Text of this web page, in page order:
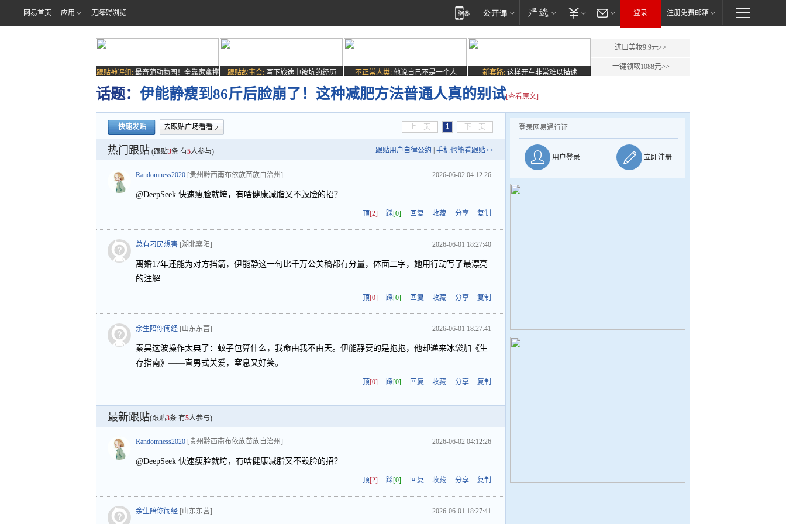
网易首页 应用 无障碍浏览 登录 注册免费邮箱
跟贴神评组: 最奇葩动物园！全靠家禽撑
场子
跟贴故事会: 写下旅途中被坑的经历 不正常人类: 他说自己不是一个人 新套路: 这样开车非常难以描述
进口美妆9.9元>>
一键领取1088元>>
话题： 伊能静瘦到86斤后脸崩了！这种减肥方法普通人真的别试[查看原文]
快速发贴 去跟贴广场看看 上一页 1 下一页
热门跟贴 (跟贴3条 有5人参与) 跟贴用户自律公约 手机也能看跟贴>>
Randomness2020 [贵州黔西南布依族苗族自治州] 2026-06-02 04:12:26
@DeepSeek 快速瘦脸就垮，有啥健康减脂又不毁脸的招？
顶[2] 踩[0] 回复 收藏 分享 复制
总有刁民想害 [湖北襄阳] 2026-06-01 18:27:40
离婚17年还能为对方挡箭，伊能静这一句比千万公关稿都有分量，体面二字，她用行动写了最漂亮
的注解
顶[0] 踩[0] 回复 收藏 分享 复制
余生陪你闹经 [山东东营] 2026-06-01 18:27:41
秦昊这波操作太典了：蚊子包算什么，我命由我不由天。伊能静要的是抱抱，他却递来冰袋加《生
存指南》——直男式关爱，窒息又好笑。
顶[0] 踩[0] 回复 收藏 分享 复制
最新跟贴(跟贴3条 有5人参与)
Randomness2020 [贵州黔西南布依族苗族自治州] 2026-06-02 04:12:26
@DeepSeek 快速瘦脸就垮，有啥健康减脂又不毁脸的招？
顶[2] 踩[0] 回复 收藏 分享 复制
余生陪你闹经 [山东东营] 2026-06-01 18:27:41
登录网易通行证
用户登录 立即注册